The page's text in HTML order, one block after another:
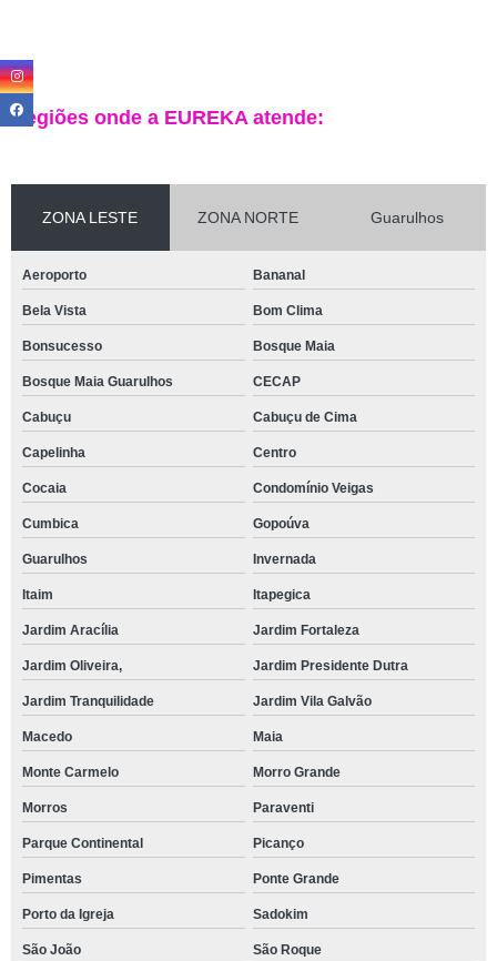
Regiões onde a EUREKA atende:
ZONA LESTE ZONA NORTE Guarulhos
Aeroporto Bananal
Bela Vista Bom Clima
Bonsucesso Bosque Maia
Bosque Maia Guarulhos CECAP
Cabuçu Cabuçu de Cima
Capelinha Centro
Cocaia Condomínio Veigas
Cumbica Gopoúva
Guarulhos Invernada
Itaim Itapegica
Jardim Aracília Jardim Fortaleza
Jardim Oliveira, Jardim Presidente Dutra
Jardim Tranquilidade Jardim Vila Galvão
Macedo Maia
Monte Carmelo Morro Grande
Morros Paraventi
Parque Continental Picanço
Pimentas Ponte Grande
Porto da Igreja Sadokim
São João São Roque